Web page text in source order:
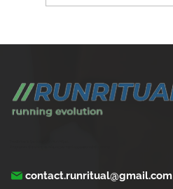
contact.runritual@gmail.com